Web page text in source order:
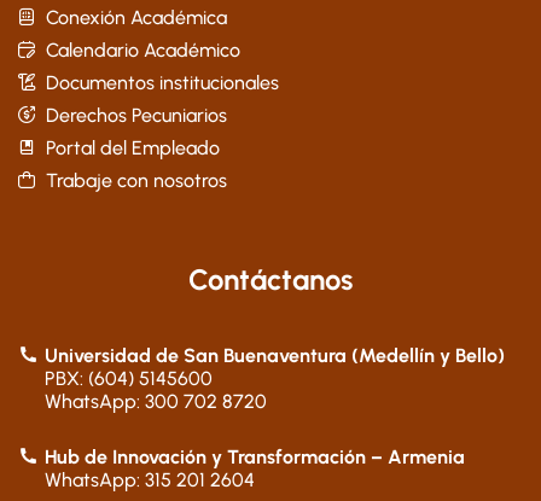
Conexión Académica
Calendario Académico
Documentos institucionales
Derechos Pecuniarios
Portal del Empleado
Trabaje con nosotros
Contáctanos
Universidad de San Buenaventura (Medellín y Bello)
PBX: (604) 5145600
WhatsApp: 300 702 8720
Hub de Innovación y Transformación – Armenia
WhatsApp: 315 201 2604